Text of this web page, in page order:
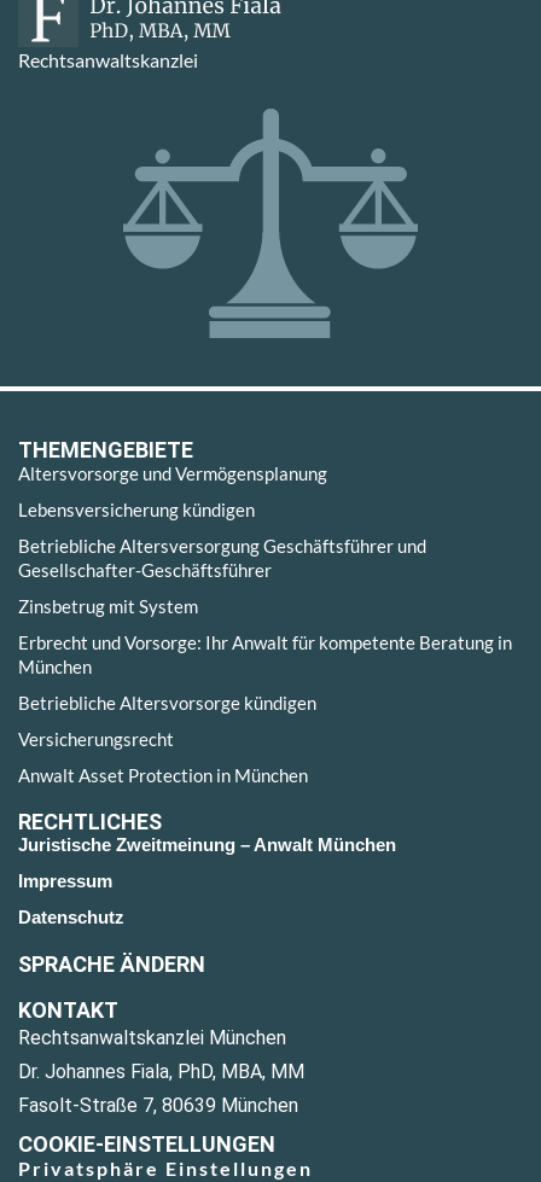
Rechtsanwaltskanzlei
THEMENGEBIETE
Altersvorsorge und Vermögensplanung
Lebensversicherung kündigen
Betriebliche Altersversorgung Geschäftsführer und
Gesellschafter-Geschäftsführer
Zinsbetrug mit System
Erbrecht und Vorsorge: Ihr Anwalt für kompetente Beratung in
München
Betriebliche Altersvorsorge kündigen
Versicherungsrecht
Anwalt Asset Protection in München
RECHTLICHES
Juristische Zweitmeinung – Anwalt München
Impressum
Datenschutz
SPRACHE ÄNDERN
KONTAKT
Rechtsanwaltskanzlei München
Dr. Johannes Fiala, PhD, MBA, MM
Fasolt-Straße 7, 80639 München
COOKIE-EINSTELLUNGEN
Privatsphäre Einstellungen